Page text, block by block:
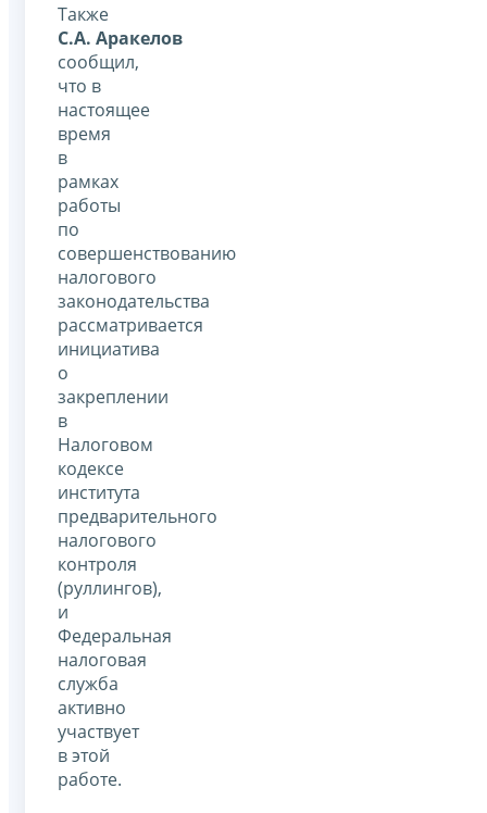
Также
С.А. Аракелов
сообщил,
что в
настоящее
время
в
рамках
работы
по
совершенствованию
налогового
законодательства
рассматривается
инициатива
о
закреплении
в
Налоговом
кодексе
института
предварительного
налогового
контроля
(руллингов),
и
Федеральная
налоговая
служба
активно
участвует
в этой
работе.